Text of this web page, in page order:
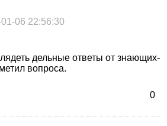
06 22:56:30
0
дельные ответы от знающих-
вопроса.